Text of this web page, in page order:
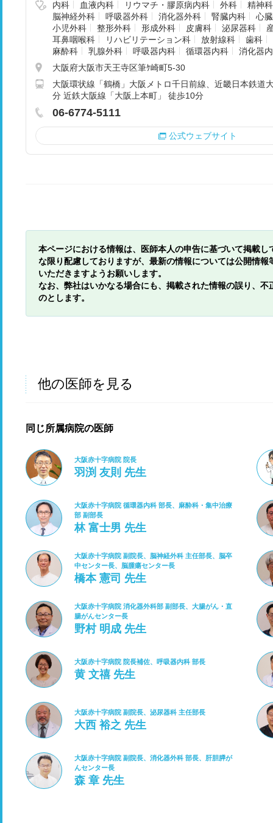
内科 血液内科 リウマチ・膠原病内科 外科
精神科
脳神経外科
呼吸器外科 消化器外科 腎臓内科
心
小児外科
整形外科 形成外科 皮膚科 泌尿器科
耳鼻咽喉科
リハビリテーション科 放射線科
歯科
麻酔科
乳腺外科 呼吸器内科 循環器内科
消化器
大阪府大阪市天王寺区筆ｹ崎町5-30
大阪環状線「鶴橋」大阪メトロ千日前線、近畿日本鉄道
分 近鉄大阪線「大阪上本町」 徒歩10分
06-6774-5111
公式ウェブサイト
本ページにおける情報は、医師本人の申告に基づいて掲載
な限り配慮しておりますが、最新の情報については公開情
いただきますようお願いします。
なお、弊社はいかなる場合にも、掲載された情報の誤り、
のとします。
他の医師を見る
同じ所属病院の医師
大阪赤十字病院 院長
羽渕 友則 先生
大阪赤十字病院 循環器内科 部長、麻酔科・集中治療
部 副部長
林 富士男 先生
大阪赤十字病院 副院長、脳神経外科 主任部長、脳卒
中センター長、脳腫瘍センター長
橋本 憲司 先生
大阪赤十字病院 消化器外科部 副部長、大腸がん・直
腸がんセンター長
野村 明成 先生
大阪赤十字病院 院長補佐、呼吸器内科 部長
黄 文禧 先生
大阪赤十字病院 副院長、泌尿器科 主任部長
大西 裕之 先生
大阪赤十字病院 副院長、消化器外科 部長、肝胆膵が
んセンター長
森 章 先生